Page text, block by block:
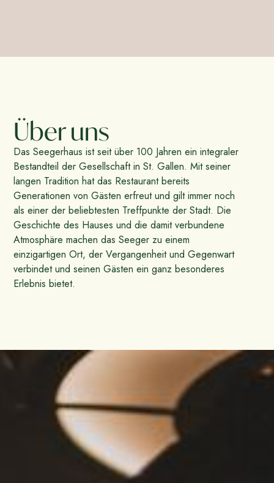
Über uns
Das Seegerhaus ist seit über 100 Jahren ein integraler
Bestandteil der Gesellschaft in St. Gallen. Mit seiner
langen Tradition hat das Restaurant bereits
Generationen von Gästen erfreut und gilt immer noch
als einer der beliebtesten Treffpunkte der Stadt. Die
Geschichte des Hauses und die damit verbundene
Atmosphäre machen das Seeger zu einem
einzigartigen Ort, der Vergangenheit und Gegenwart
verbindet und seinen Gästen ein ganz besonderes
Erlebnis bietet.